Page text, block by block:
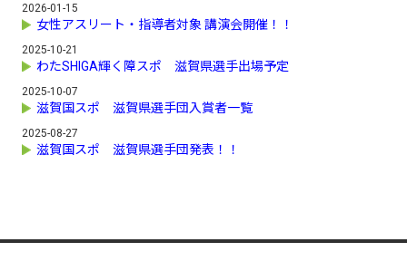
2026-01-15
女性アスリート・指導者対象 講演会開催！！
2025-10-21
わたSHIGA輝く障スポ 滋賀県選手出場予定
2025-10-07
滋賀国スポ 滋賀県選手団入賞者一覧
2025-08-27
滋賀国スポ 滋賀県選手団発表！！